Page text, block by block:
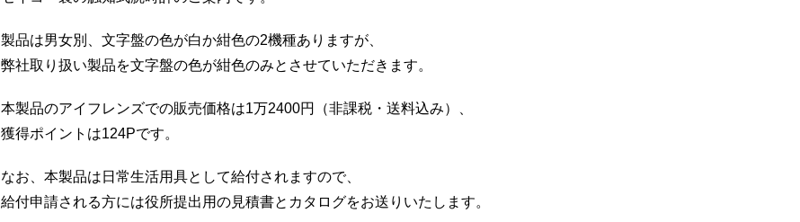
製品は男女別、文字盤の色が白か紺色の2機種ありますが、
弊社取り扱い製品を文字盤の色が紺色のみとさせていただきます。
本製品のアイフレンズでの販売価格は1万2400円（非課税・送料込み）、
獲得ポイントは124Pです。
なお、本製品は日常生活用具として給付されますので、
給付申請される方には役所提出用の見積書とカタログをお送りいたします。